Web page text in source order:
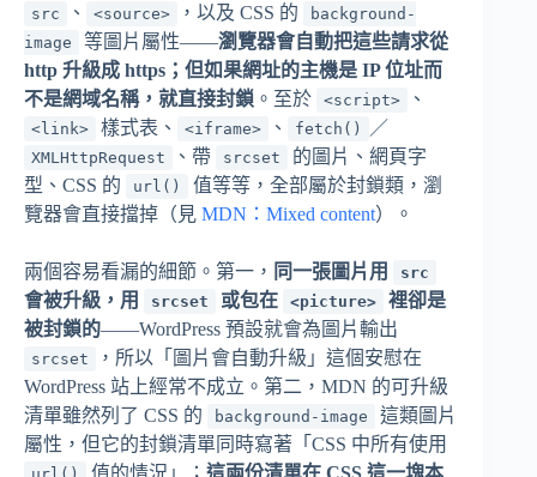
src 、 <source> ，以及 CSS 的
background-
image
等圖片屬性——瀏覽器會自動把這些請求從
http 升級成 https；但如果網址的主機是 IP 位址而
不是網域名稱，就直接封鎖 。至於 <script> 、
<link> 樣式表、 <iframe> 、 fetch() ／
XMLHttpRequest 、帶 srcset
的圖片、網頁字
型、CSS 的
url()
值等等，全部屬於封鎖類，瀏
覽器會直接擋掉（見 MDN：Mixed content）。
兩個容易看漏的細節。第一， 同一張圖片用 src
會被升級，用 srcset 或包在 <picture>
裡卻是
被封鎖的——WordPress 預設就會為圖片輸出
srcset
，所以「圖片會自動升級」這個安慰在
WordPress 站上經常不成立。第二，MDN 的可升級
清單雖然列了 CSS 的
background-image
這類圖片
屬性，但它的封鎖清單同時寫著「CSS 中所有使用
值的情況」； 這兩份清單在 CSS 這一塊本